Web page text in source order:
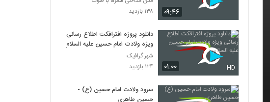
۰۹:۴۶
۱۳۸ بازدید
۰۱:۰۰ HD
دانلود پروژه افترافکت اطلاع رسانی
ویژه ولادت امام حسین علیه السلام
شهر گرافیک
۱۲۴ بازدید
سرود ولادت امام حسین (ع) -
حسین طاهری